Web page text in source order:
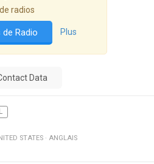
radios
Radio Plus
Data
STATES · ANGLAIS